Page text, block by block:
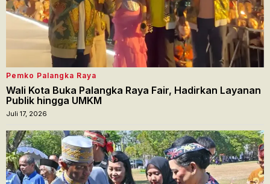
Pemko Palangka Raya
Wali Kota Buka Palangka Raya Fair, Hadirkan Layanan
Publik hingga UMKM
Juli 17, 2026